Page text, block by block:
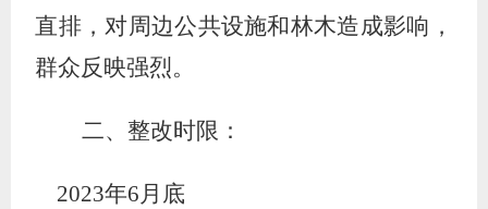
直排，对周边公共设施和林木造成影响，
群众反映强烈。
二、整改时限：
2023年6月底